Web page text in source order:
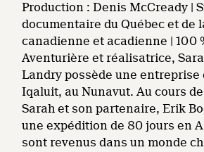
Production : Denis McCready |
documentaire du Québec et de
canadienne et acadienne | 100
Aventurière et réalisatrice,
Landry possède une entreprise
Iqaluit, au Nunavut. Au cours
Sarah et son partenaire, Erik
une expédition de 80 jours en
sont revenus dans un monde